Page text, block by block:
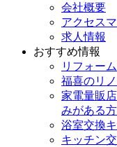
会社概要
アクセス
求人情報
おすすめ情報
リフォー
福喜のリ
家電量販
みがある
浴室交換
キッチン